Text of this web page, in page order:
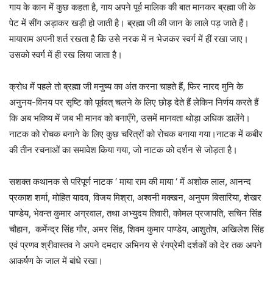
गाय के कान में कुछ कहता है, गाय अपने पूर्व मालिक की बात मानकर ब्रह्मा जी के
पेट में सींग अड़ाकर खड़ी हो जाती है। ब्रह्मा जी की जान के लाले पड़ जाते हैं।
मायाराम अपनी शर्त रखता है कि उसे नरक में न भेजकर स्वर्ग में हीं रखा जाए।
उसको स्वर्ग में ही रख लिया जाता है।
क्रोध में पहले तो ब्रह्मा जी मनुष्य का अंत करना चाहते हैं, फिर नारद मुनि के
अनुनय-विनय पर सृष्टि को पूर्ववत् चलने के लिए छोड़ देते हैं लेकिन निर्णय करते हैं
कि अब भविष्य में जब भी मानव को बनाएँगे, उसमें मानवता थोड़ा अधिक डालेंगे।
नाटक को रोचक बनाने के लिए कुछ चरित्रों को रोचक बनाया गया।नाटक में कबीर
की तीन रचनाओं का समावेश किया गया, जो नाटक को दर्शन से जोड़ता है।
सशक्त कथानक से परिपूर्ण नाटक ‘ माया राम की माया ‘ में अशोक लाल, आनन्द
प्रकाश शर्मा, मोहित यादव, विजय मिश्रा, अश्वनी मक्खन, अनुपम बिसारिया, शेखर
पाण्डेय, भेवन्त कुमार अग्रवाल, तथा अभ्युदय तिवारी, कोमल प्रजापति, सचिन सिंह
चौहान, कर्मेन्द्र सिंह गौर, अमर सिंह, शिवम कुमार पाण्डेय, आशुतोष, अखिलेश सिंह
एवं प्रणव श्रीवास्तव ने अपने दमदार अभिनय से रंगप्रेमी दर्शकों को देर तक अपने
आकर्षण के जाल में बांधे रखा।